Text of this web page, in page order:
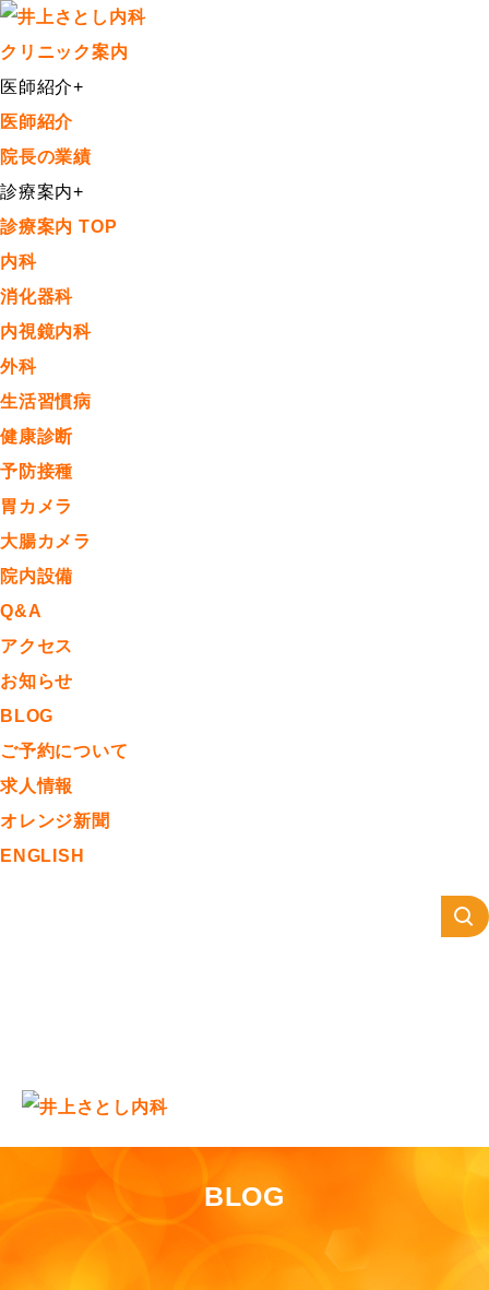
クリニック案内
医師紹介+
医師紹介
院長の業績
診療案内+
診療案内 TOP
内科
消化器科
内視鏡内科
外科
生活習慣病
健康診断
予防接種
胃カメラ
大腸カメラ
院内設備
Q&A
アクセス
お知らせ
BLOG
ご予約について
求人情報
オレンジ新聞
ENGLISH
BLOG